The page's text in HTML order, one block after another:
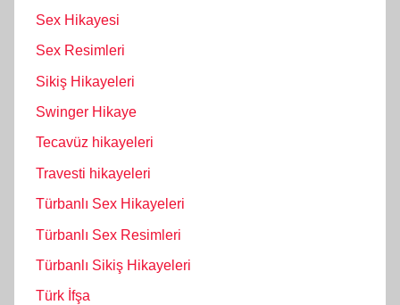
Sex Hikayesi
Sex Resimleri
Sikiş Hikayeleri
Swinger Hikaye
Tecavüz hikayeleri
Travesti hikayeleri
Türbanlı Sex Hikayeleri
Türbanlı Sex Resimleri
Türbanlı Sikiş Hikayeleri
Türk İfşa